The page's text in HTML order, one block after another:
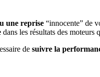
une reprise “innocente” de
dans les résultats des
de suivre la